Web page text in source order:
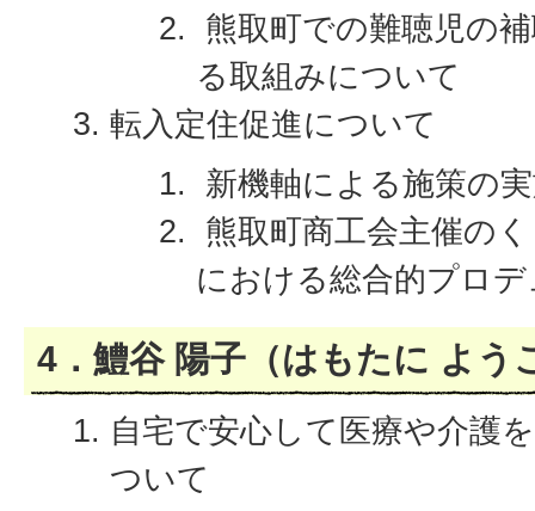
熊取町での難聴児の
る取組みについて
転入定住促進について
新機軸による施策の
熊取町商工会主催の
における総合的プロ
4．鱧谷 陽子（はもたに よう
自宅で安心して医療や介護
ついて